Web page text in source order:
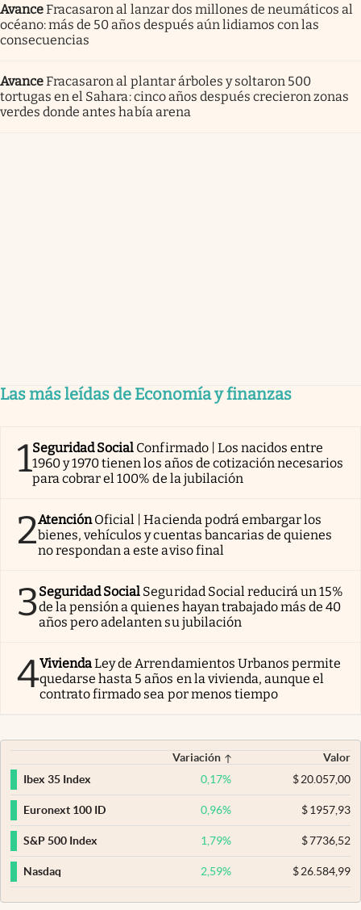
AvanceFracasaron al lanzar dos millones de neumáticos al
océano: más de 50 años después aún lidiamos con las
consecuencias
AvanceFracasaron al plantar árboles y soltaron 500
tortugas en el Sahara: cinco años después crecieron zonas
verdes donde antes había arena
Las más leídas de Economía y finanzas
1Seguridad Social Confirmado | Los nacidos entre
1960 y 1970 tienen los años de cotización necesarios
para cobrar el 100% de la jubilación
2AtenciónOficial | Hacienda podrá embargar los
bienes, vehículos y cuentas bancarias de quienes
no respondan a este aviso final
3Seguridad Social Seguridad Social reducirá un 15%
de la pensión a quienes hayan trabajado más de 40
años pero adelanten su jubilación
4ViviendaLey de Arrendamientos Urbanos permite
quedarse hasta 5 años en la vivienda, aunque el
contrato firmado sea por menos tiempo
Variación
Valor
Ibex 35 Index
0,17% $20.057,00
Euronext 100 ID 0,96% $1957,93
S&P 500 Index 1,79% $7736,52
Nasdaq 2,59% $26.584,99